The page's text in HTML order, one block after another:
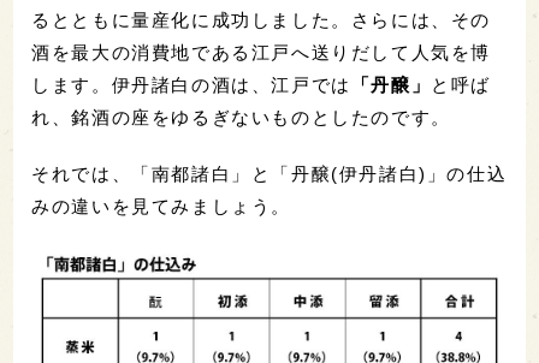
るとともに量産化に成功しました。さらには、その
酒を最大の消費地である江戸へ送りだして人気を博
します。伊丹諸白の酒は、江戸では
「丹醸」
と呼ば
れ、銘酒の座をゆるぎないものとしたのです。
それでは、「南都諸白」と「丹醸(伊丹諸白)」の仕込
みの違いを見てみましょう。